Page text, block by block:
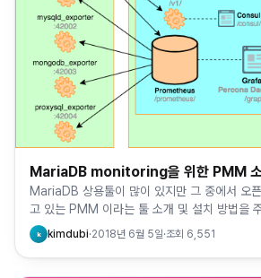
MariaDB monitoring을 위한 PMM
MariaDB 상용툴이 많이 있지만 그 중에서 오
고 있는 PMM 이라는 툴 소개 및 설치 방법을
-. PMM이란 Percona Monitoring an…
k kimdubi·2018년 6월 5일·조회 6,551